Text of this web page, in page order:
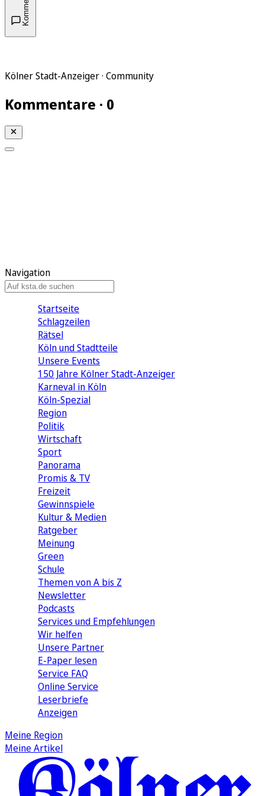
Kölner Stadt-Anzeiger · Community
Kommentare · 0
Navigation
Startseite
Schlagzeilen
Rätsel
Köln und Stadtteile
Unsere Events
150 Jahre Kölner Stadt-Anzeiger
Karneval in Köln
Köln-Spezial
Region
Politik
Wirtschaft
Sport
Panorama
Promis & TV
Freizeit
Gewinnspiele
Kultur & Medien
Ratgeber
Meinung
Green
Schule
Themen von A bis Z
Newsletter
Podcasts
Services und Empfehlungen
Wir helfen
Unsere Partner
E-Paper lesen
Service FAQ
Online Service
Leserbriefe
Anzeigen
Meine Region
Meine Artikel